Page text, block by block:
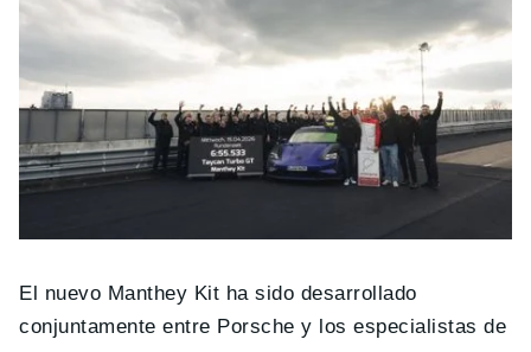
El nuevo Manthey Kit ha sido desarrollado
conjuntamente entre Porsche y los especialistas de